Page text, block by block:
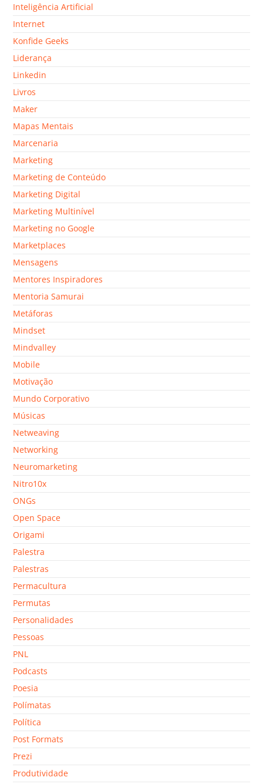
Inteligência Artificial
Internet
Konfide Geeks
Liderança
Linkedin
Livros
Maker
Mapas Mentais
Marcenaria
Marketing
Marketing de Conteúdo
Marketing Digital
Marketing Multinível
Marketing no Google
Marketplaces
Mensagens
Mentores Inspiradores
Mentoria Samurai
Metáforas
Mindset
Mindvalley
Mobile
Motivação
Mundo Corporativo
Músicas
Netweaving
Networking
Neuromarketing
Nitro10x
ONGs
Open Space
Origami
Palestra
Palestras
Permacultura
Permutas
Personalidades
Pessoas
PNL
Podcasts
Poesia
Polímatas
Política
Post Formats
Prezi
Produtividade